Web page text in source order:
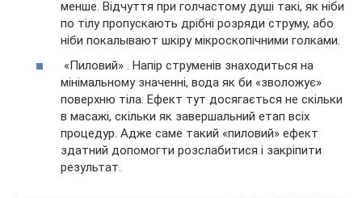
менше. Відчуття при голчастому душі такі, як ніби
по тілу пропускають дрібні розряди струму, або
ніби покалывают шкіру мікроскопічними голками.
«Пиловий» . Напір струменів знаходиться на
мінімальному значенні, вода як би «зволожує»
поверхню тіла. Ефект тут досягається не скільки
в масажі, скільки як завершальний етап всіх
процедур. Адже саме такий «пиловий» ефект
здатний допомогти розслабитися і закріпити
результат.